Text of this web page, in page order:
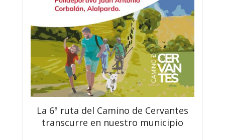
La 6ª ruta del Camino de Cervantes
transcurre en nuestro municipio